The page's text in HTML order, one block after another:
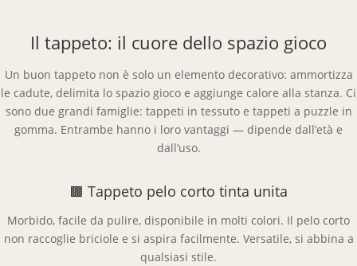
Il tappeto: il cuore dello spazio gioco
Un buon tappeto non è solo un elemento decorativo: ammortizza
le cadute, delimita lo spazio gioco e aggiunge calore alla stanza. Ci
sono due grandi famiglie: tappeti in tessuto e tappeti a puzzle in
gomma. Entrambe hanno i loro vantaggi — dipende dall’età e
dall’uso.
🟫 Tappeto pelo corto tinta unita
Morbido, facile da pulire, disponibile in molti colori. Il pelo corto
non raccoglie briciole e si aspira facilmente. Versatile, si abbina a
qualsiasi stile.